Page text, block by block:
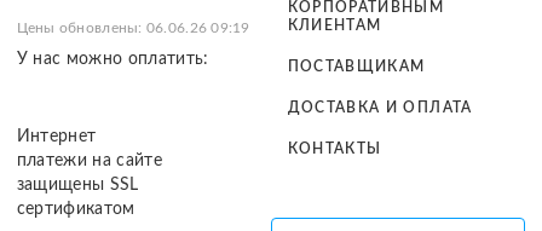
Цены обновлены: 06.06.26 09:19
У нас можно оплатить:
Интернет
платежи на сайте
защищены SSL
сертификатом
КОРПОРАТИВНЫМ
КЛИЕНТАМ
ПОСТАВЩИКАМ
ДОСТАВКА И ОПЛАТА
КОНТАКТЫ